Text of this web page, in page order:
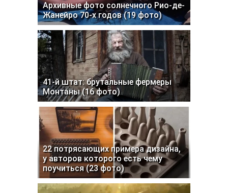
Архивные фото солнечного Рио-де-
Жанейро 70-х годов (19 фото)
41-й штат: брутальные фермеры
Монтаны (16 фото)
22 потрясающих примера дизайна,
у авторов которого есть чему
поучиться (23 фото)